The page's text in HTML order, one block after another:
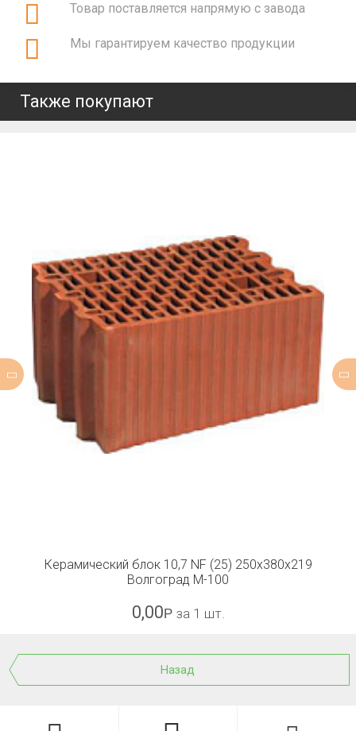
Товар поставляется напрямую с завода
Мы гарантируем качество продукции
Также покупают
Керамический блок 10,7 NF (25) 250x380x219
Волгоград М-100
0,00Р за 1 шт.
Назад